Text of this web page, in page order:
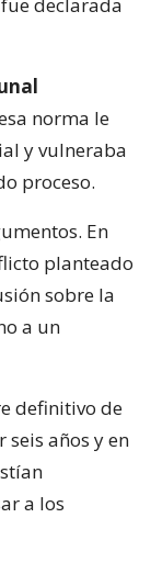
declarada
norma le
y vulneraba
proceso.
En
planteado
sobre la
a un
definitivo de
años y en
a los